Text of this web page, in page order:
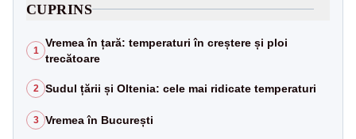
CUPRINS
1
Vremea în țară: temperaturi în creștere și ploi
trecătoare
2 Sudul țării și Oltenia: cele mai ridicate temperaturi
3 Vremea în București